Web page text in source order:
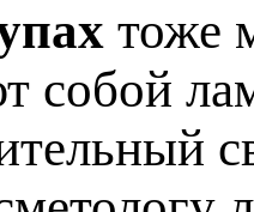
тоже
собой